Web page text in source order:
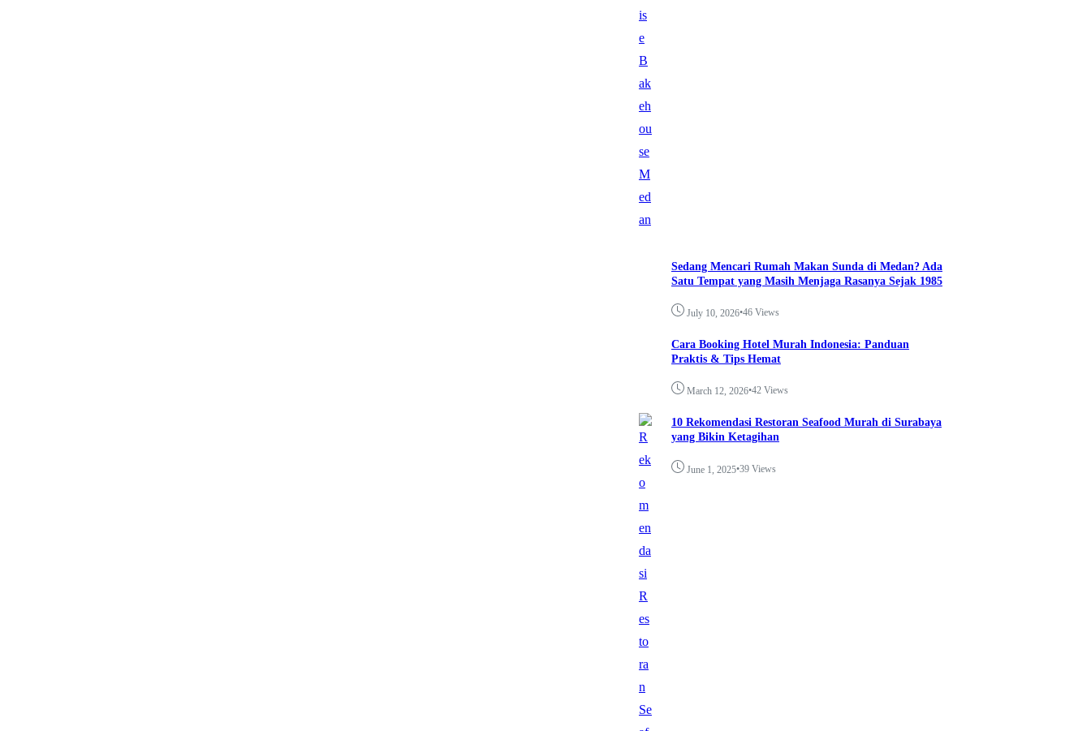
Sedang Mencari Rumah Makan Sunda di Medan? Ada
Satu Tempat yang Masih Menjaga Rasanya Sejak 1985
July 10, 2026•46 Views
Cara Booking Hotel Murah Indonesia: Panduan
Praktis & Tips Hemat
March 12, 2026•42 Views
10 Rekomendasi Restoran Seafood Murah di Surabaya
yang Bikin Ketagihan
June 1, 2025•39 Views